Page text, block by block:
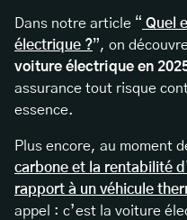
Dans notre article “ Quel
électrique ?”, on
voiture électrique en
assurance tout risque
essence.
Plus encore, au moment
carbone et la rentabilité
rapport à un véhicule
appel : c’est la voiture